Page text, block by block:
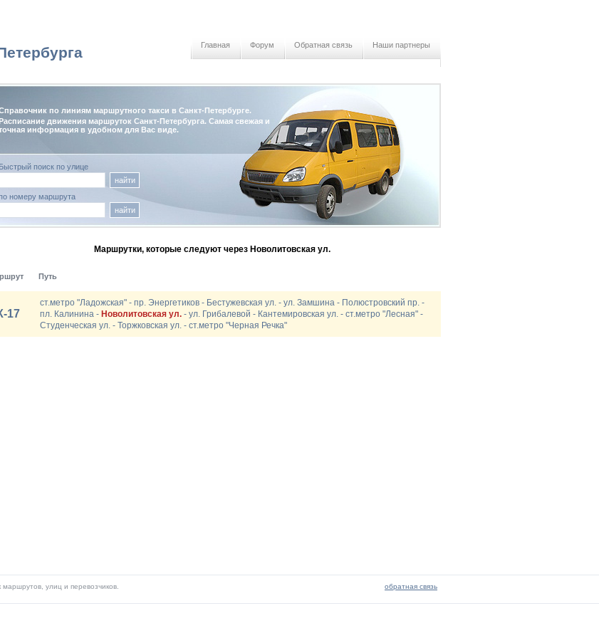
Главная Форум Обратная связь Наши партнеры
по линиям маршрутного такси в Санкт-Петербурге.
движения маршруток Санкт-Петербурга. Самая свежая и
информация в удобном для Вас виде.
Быстрый поиск по улице
найти
номеру маршрута
найти
Маршрутки, которые следуют через Новолитовская ул.
Путь
17
ст.метро "Ладожская" - пр. Энергетиков - Бестужевская ул. - ул. Замшина - Полюстровский пр. -
пл. Калинина - Новолитовская ул. - ул. Грибалевой - Кантемировская ул. - ст.метро "Лесная" -
Студенческая ул. - Торжковская ул. - ст.метро "Черная Речка"
улиц и перевозчиков. обратная связь